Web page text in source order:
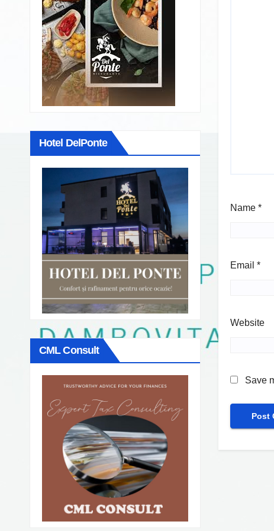
Hotel DelPonte
CML Consult
Name *
Email *
Website
Save